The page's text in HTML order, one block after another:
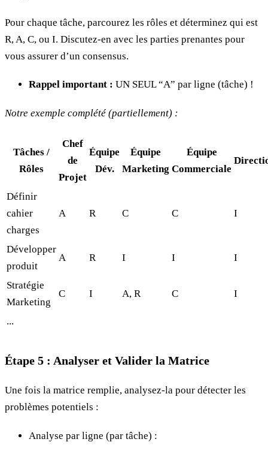
Pour chaque tâche, parcourez les rôles et déterminez qui est
R, A, C, ou I. Discutez-en avec les parties prenantes pour
vous assurer d’un consensus.
Rappel important : UN SEUL “A” par ligne (tâche) !
Notre exemple complété (partiellement) :
Tâches /
Rôles
Chef
de
Projet
Équipe
Dév.
Équipe
Marketing
Équipe
Commerciale
Définir
cahier
charges
A R C C I
Développer
produit
A R I I I
Stratégie
Marketing
C I A, R C I
...
Étape 5 : Analyser et Valider la Matrice
Une fois la matrice remplie, analysez-la pour détecter les
problèmes potentiels :
Analyse par ligne (par tâche) :